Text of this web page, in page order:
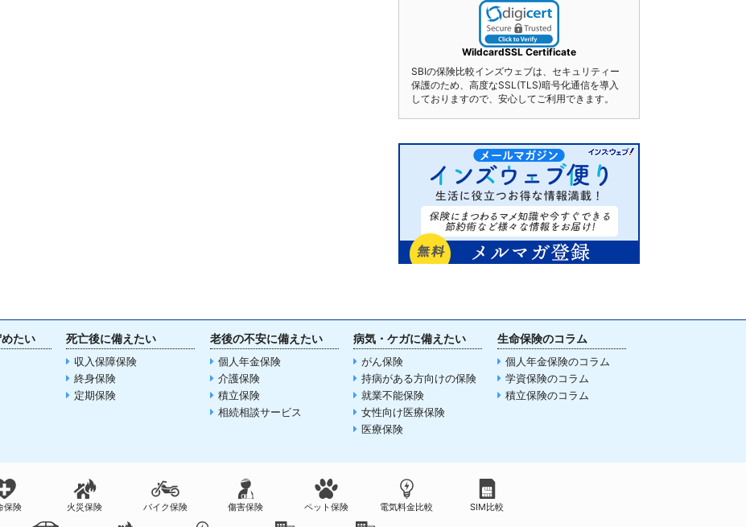
WildcardSSL Certificate
SBIの保険比較インズウェブは、セキュリティー
保護のため、高度なSSL(TLS)暗号化通信を導入
しておりますので、安心してご利用できます。
たい 死亡後に備えたい
収入保障保険
終身保険
定期保険
老後の不安に備えたい
個人年金保険
介護保険
積立保険
相続相談サービス
病気・ケガに備えたい
がん保険
持病がある方向けの保険
就業不能保険
女性向け医療保険
医療保険
生命保険のコラム
個人年金保険のコラム
学資保険のコラム
積立保険のコラム
保険 火災保険 バイク保険 傷害保険 ペット保険 電気料金比較 SIM比較